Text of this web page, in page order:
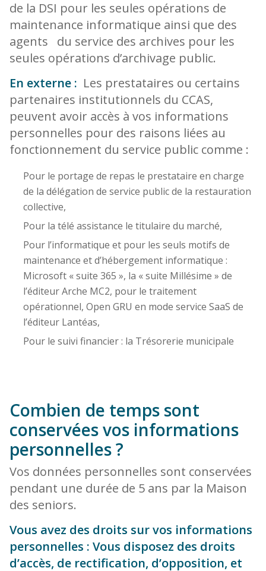
de la DSI pour les seules opérations de
maintenance informatique ainsi que des
agents du service des archives pour les
seules opérations d’archivage public.
En externe : Les prestataires ou certains
partenaires institutionnels du CCAS,
peuvent avoir accès à vos informations
personnelles pour des raisons liées au
fonctionnement du service public comme :
Pour le portage de repas le prestataire en charge
de la délégation de service public de la restauration
collective,
Pour la télé assistance le titulaire du marché,
Pour l’informatique et pour les seuls motifs de
maintenance et d’hébergement informatique :
Microsoft « suite 365 », la « suite Millésime » de
l’éditeur Arche MC2, pour le traitement
opérationnel, Open GRU en mode service SaaS de
l’éditeur Lantéas,
Pour le suivi financier : la Trésorerie municipale
Combien de temps sont
conservées vos informations
personnelles ?
Vos données personnelles sont conservées
pendant une durée de 5 ans par la Maison
des seniors.
Vous avez des droits sur vos informations
personnelles : Vous disposez des droits
d’accès, de rectification, d’opposition, et